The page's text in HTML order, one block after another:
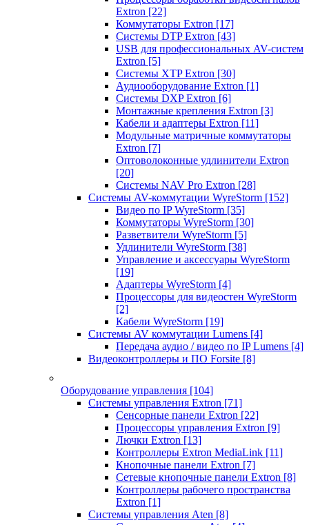
Extron [22]
Коммутаторы Extron [17]
Системы DTP Extron [43]
USB для профессиональных AV-систем
Extron [5]
Системы XTP Extron [30]
Аудиооборудование Extron [1]
Системы DXP Extron [6]
Монтажные крепления Extron [3]
Кабели и адаптеры Extron [11]
Модульные матричные коммутаторы
Extron [7]
Оптоволоконные удлинители Extron
[20]
Системы NAV Pro Extron [28]
Системы AV-коммутации WyreStorm [152]
Видео по IP WyreStorm [35]
Коммутаторы WyreStorm [30]
Разветвители WyreStorm [5]
Удлинители WyreStorm [38]
Управление и аксессуары WyreStorm
[19]
Адаптеры WyreStorm [4]
Процессоры для видеостен WyreStorm
[2]
Кабели WyreStorm [19]
Системы AV коммутации Lumens [4]
Передача аудио / видео по IP Lumens [4]
Видеоконтроллеры и ПО Forsite [8]
Оборудование управления [104]
Системы управления Extron [71]
Сенсорные панели Extron [22]
Процессоры управления Extron [9]
Лючки Extron [13]
Контроллеры Extron MediaLink [11]
Кнопочные панели Extron [7]
Сетевые кнопочные панели Extron [8]
Контроллеры рабочего пространства
Extron [1]
Системы управления Aten [8]